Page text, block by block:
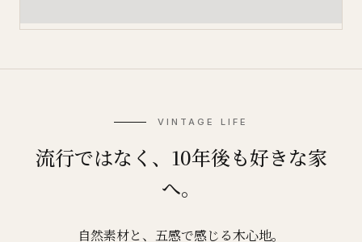
VINTAGE LIFE
流行ではなく、10年後も好きな家
へ。
自然素材と、五感で感じる木心地。